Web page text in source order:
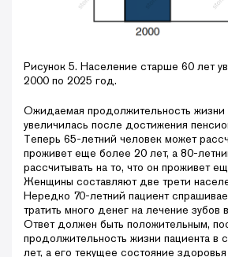
Рисунок 5. Население старше 60 лет
2000 по 2025 год.
Ожидаемая продолжительность жизни
увеличилась после достижения
Теперь 65-летний человек может
проживет еще более 20 лет, а 80-
рассчитывать на то, что он проживет
Женщины составляют две трети
Нередко 70-летний пациент
тратить много денег на лечение зубов
Ответ должен быть положительным,
продолжительность жизни пациента
лет, а его текущее состояние